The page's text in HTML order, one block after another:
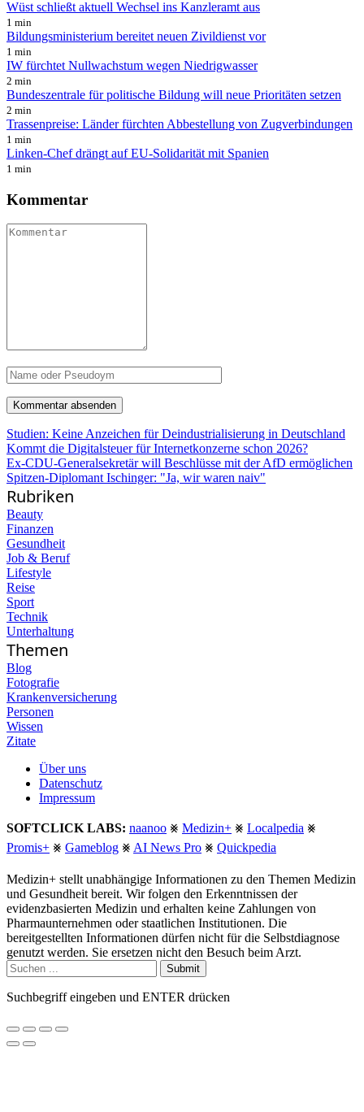
Wüst schließt aktuell Wechsel ins Kanzleramt aus
1 min
Bildungsministerium bereitet neuen Zivildienst vor
1 min
IW fürchtet Nullwachstum wegen Niedrigwasser
2 min
Bundeszentrale für politische Bildung will neue Prioritäten setzen
2 min
Trassenpreise: Länder fürchten Abbestellung von Zugverbindungen
1 min
Linken-Chef drängt auf EU-Solidarität mit Spanien
1 min
Kommentar
Studien: Keine Anzeichen für Deindustrialisierung in Deutschland
Kommt die Digitalsteuer für Internetkonzerne schon 2026?
Ex-CDU-Generalsekretär will Beschlüsse mit der AfD ermöglichen
Spitzen-Diplomant Ischinger: "Ja, wir waren naiv"
Rubriken
Beauty
Finanzen
Gesundheit
Job & Beruf
Lifestyle
Reise
Sport
Technik
Unterhaltung
Themen
Blog
Fotografie
Krankenversicherung
Personen
Wissen
Zitate
Über uns
Datenschutz
Impressum
SOFTCLICK LABS: naanoo ⨳ Medizin+ ⨳ Localpedia ⨳
Promis+ ⨳ Gameblog ⨳ AI News Pro ⨳ Quickpedia
Medizin+ stellt unabhängige Informationen zu den Themen Medizin
und Gesundheit bereit. Wir folgen den Erkenntnissen der
evidenzbasierten Medizin und erhalten keine Zahlungen von
Pharmaunternehmen oder staatlichen Institutionen. Die
bereitgestellten Informationen dürfen nicht für die Selbstdiagnose
genutzt werden. Sie ersetzen nicht den Besuch beim Arzt.
Submit
Suchbegriff eingeben und ENTER drücken